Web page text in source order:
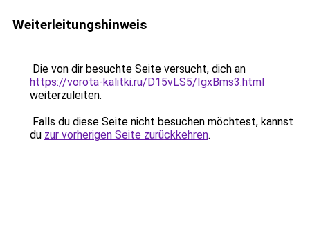
Weiterleitungshinweis
Die von dir besuchte Seite versucht, dich an
https://vorota-kalitki.ru/D15vLS5/IgxBms3.html
weiterzuleiten.
Falls du diese Seite nicht besuchen möchtest, kannst
du zur vorherigen Seite zurückkehren.